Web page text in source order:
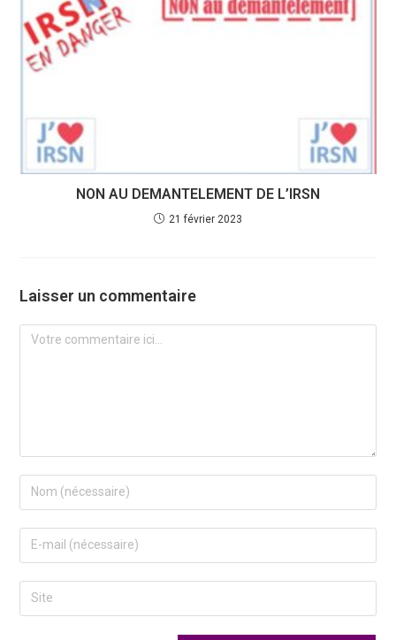
NON AU DEMANTELEMENT DE L’IRSN
21 février 2023
Laisser un commentaire